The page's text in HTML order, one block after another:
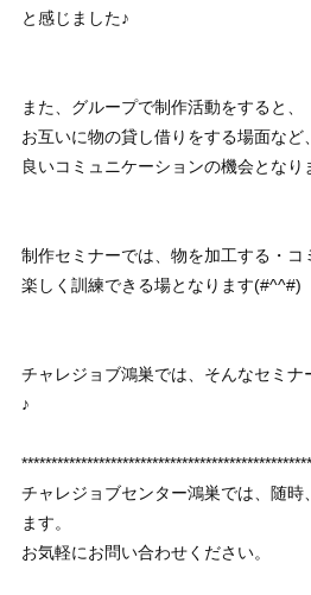
と感じました♪
また、グループで制作活動をすると、
お互いに物の貸し借りをする場面など
良いコミュニケーションの機会となり
制作セミナーでは、物を加工する・コ
楽しく訓練できる場となります(#^^#)
チャレジョブ鴻巣では、そんなセミナ
♪
チャレジョブセンター鴻巣では、随時
ます。
お気軽にお問い合わせください。